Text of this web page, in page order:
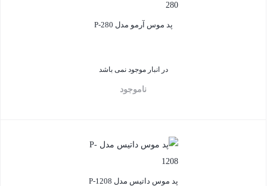
پد موس آرمو مدل P-280
در انبار موجود نمی باشد
ناموجود
پد موس داتیس مدل P-1208